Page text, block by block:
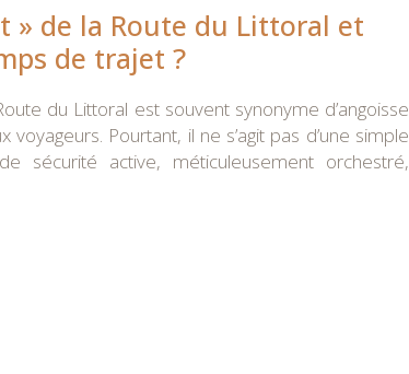
» de la Route du Littoral et
de trajet ?
du Littoral est souvent synonyme d’angoisse
Pourtant, il ne s’agit pas d’une simple
sécurité active, méticuleusement orchestré,